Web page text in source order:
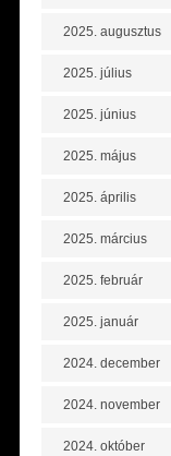
2025. augusztus
2025. július
2025. június
2025. május
2025. április
2025. március
2025. február
2025. január
2024. december
2024. november
2024. október